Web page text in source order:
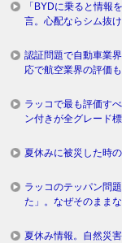
「BYDに乗ると情報
言。心配ならシム抜
認証問題で自動車業
応で航空業界の評価
ラッコで最も評価す
ン付きが全グレード
夏休みに被災した時
ラッコのテッパン問
た」。なぜそのまま
夏休み情報。自然災